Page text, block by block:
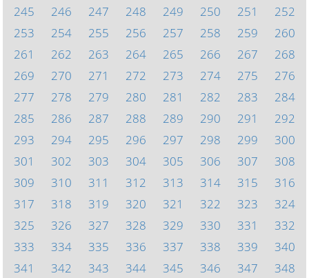
245
246 247 248 249 250 251
252
253
254 255 256 257 258 259
260
261
262 263 264 265 266 267
268
269
270 271 272 273 274 275
276
277
278 279 280 281 282 283
284
285
286 287 288 289 290 291
292
293
294 295 296 297 298 299
300
301
302 303 304 305 306 307
308
309
310 311 312 313 314 315
316
317
318 319 320 321 322 323
324
325
326 327 328 329 330 331
332
333
334 335 336 337 338 339
340
341
342 343 344 345 346 347 348